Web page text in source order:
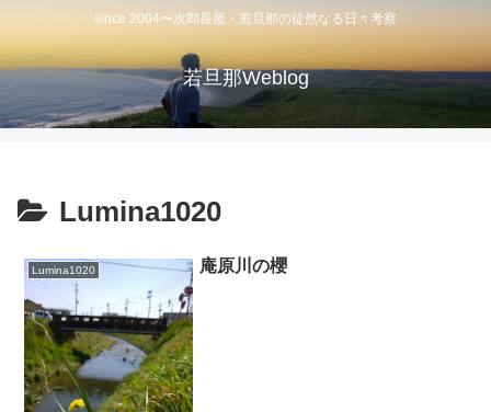
since 2004〜次郎長屋・若旦那の徒然なる日々考察
若旦那Weblog
Lumina1020
Lumina1020 庵原川の櫻